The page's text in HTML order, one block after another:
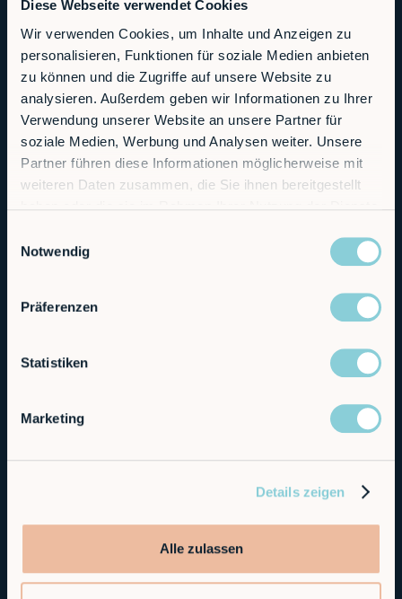
Diese Webseite verwendet Cookies
Wir verwenden Cookies, um Inhalte und Anzeigen zu
personalisieren, Funktionen für soziale Medien anbieten
zu können und die Zugriffe auf unsere Website zu
analysieren. Außerdem geben wir Informationen zu Ihrer
Verwendung unserer Website an unsere Partner für
soziale Medien, Werbung und Analysen weiter. Unsere
Partner führen diese Informationen möglicherweise mit
weiteren Daten zusammen, die Sie ihnen bereitgestellt
Notwendig
Präferenzen
Statistiken
Marketing
Details zeigen
Alle zulassen
Industry-X – New
Concepts for the use of
robots
Automation for Beginners